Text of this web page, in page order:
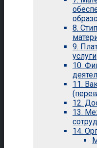
8.
9.
услуги
10.
11.
12.
13.
14.